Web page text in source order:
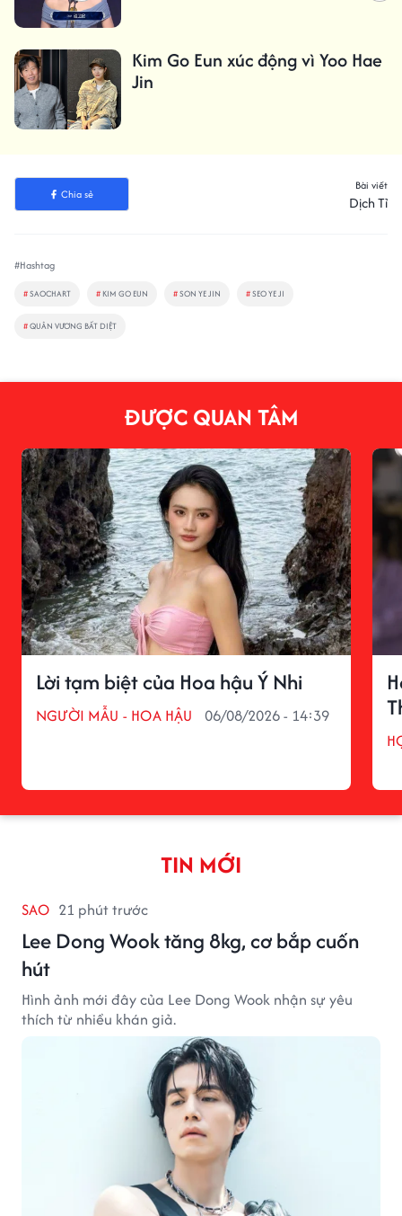
Kim Go Eun xúc động vì Yoo Hae
Jin
Chia sẻ
Bài viết
Dịch Tỉ
#Hashtag
#SAOCHART # KIM GO EUN #SON YE JIN #SEO YE JI
#QUÂN VƯƠNG BẤT DIỆT
ĐƯỢC QUAN TÂM
Lời tạm biệt của Hoa hậu Ý Nhi
NGƯỜI MẪU - HOA HẬU 06/08/2026 - 14:39
TIN MỚI
SAO 21 phút trước
Lee Dong Wook tăng 8kg, cơ bắp cuốn
hút
Hình ảnh mới đây của Lee Dong Wook nhận sự yêu
thích từ nhiều khán giả.